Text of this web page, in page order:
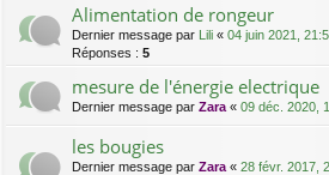
Alimentation de rongeur
Dernier message par Lili « 04 juin 2021,
Réponses : 5
mesure de l'énergie electrique
Dernier message par Zara « 09 déc. 2020,
les bougies
Dernier message par Zara « 28 févr. 2017,